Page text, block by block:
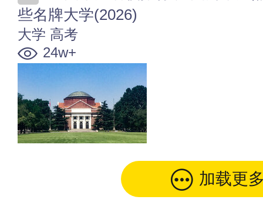
些名牌大学(2026)
大学 高考
24w+
加载更